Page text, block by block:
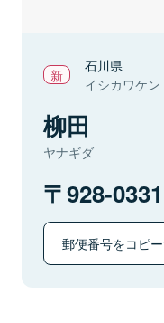
石川県
イシカワケン
柳田
ヤナギダ
928-0331
郵便番号をコピ